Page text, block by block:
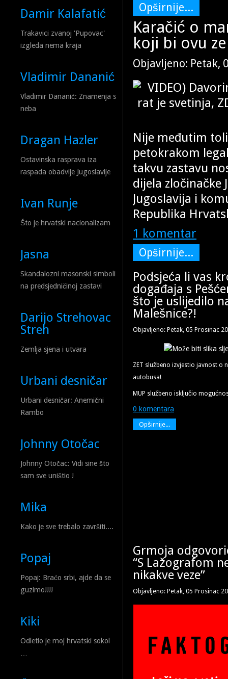
Damir Kalafatić
Trakavici zvanoj 'Pupovac'
izgleda nema kraja
Vladimir Dananić
Vladimir Dananić: Znamenja s
neba
Dragan Hazler
Ostavinska rasprava iza
raspada obadvije Jugoslavije
Ivan Runje
Što je hrvatski nacionalizam
Jasna
Skandalozni masonski simboli
na predsjedničinoj zastavi
Darijo Strehovac
Streh
Zemlja sjena i utvara
Urbani desničar
Urbani desničar: Anemični
Rambo
Johnny Otočac
Johnny Otočac: Vidi sine što
sam sve uništio !
Mika
Kako je sve trebalo završiti....
Popaj
Popaj: Braćo srbi, ajde da se
guzimo!!!!
Kiki
Odletio je moj hrvatski sokol
Opširnije...
Karačić o
koji bi ovu
Objavljeno: Petak,
Nije međutim
petokrakom
takvu zastavu
dijela zločinačke
Jugoslavija i
Republika
1 komentar
Opširnije...
Podsjeća li vas
događaja s
što je uslijedilo
Malešnice?!
Objavljeno: Petak, 05 Prosinac
ZET službeno izvjestio javnost o
autobusa!
MUP službeno isključio
0 komentara
Opširnije...
Grmoja
“S Lažografom
nikakve veze”
Objavljeno: Petak, 05 Prosinac